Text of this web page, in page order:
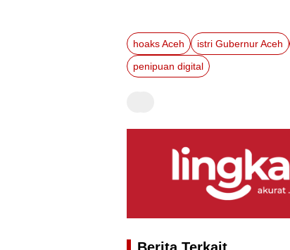
hoaks Aceh istri Gubernur Aceh
penipuan digital